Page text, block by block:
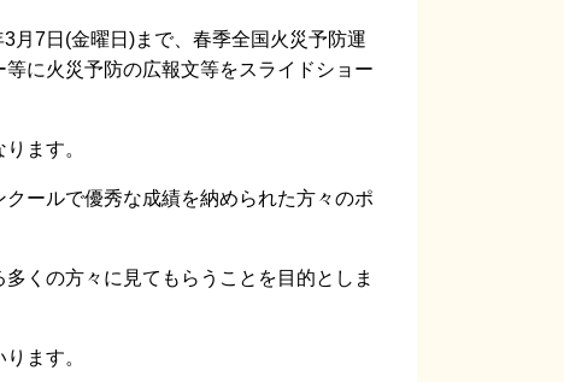
7日(金曜日)まで、春季全国火災予防運
に火災予防の広報文等をスライドショー
ます。
ールで優秀な成績を納められた方々のポ
くの方々に見てもらうことを目的としま
ます。